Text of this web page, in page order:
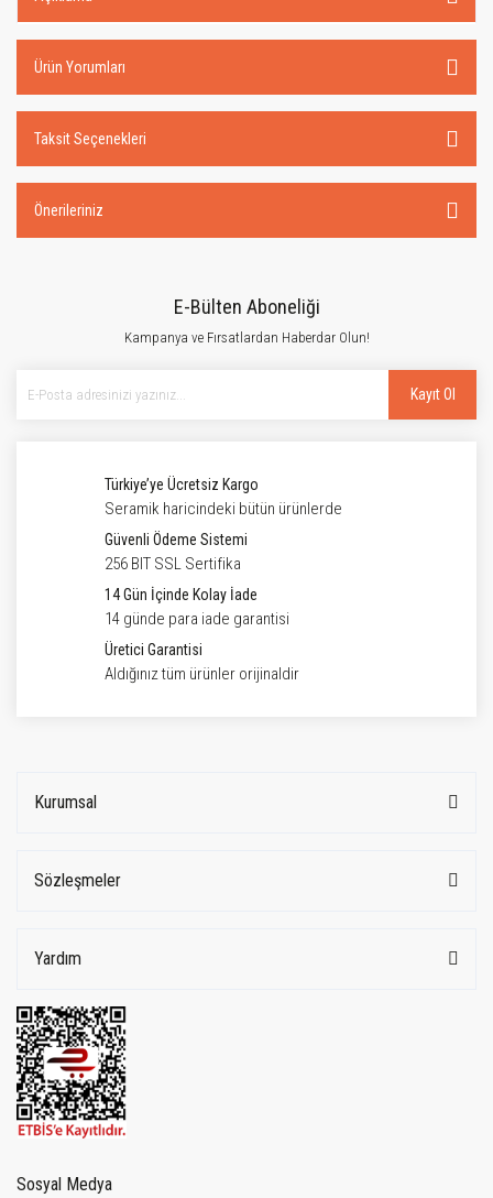
Ürün Yorumları
Taksit Seçenekleri
Önerileriniz
E-Bülten Aboneliği
Kampanya ve Fırsatlardan Haberdar Olun!
Kayıt Ol
Türkiye’ye Ücretsiz Kargo
Seramik haricindeki bütün ürünlerde
Güvenli Ödeme Sistemi
256 BIT SSL Sertifika
14 Gün İçinde Kolay İade
14 günde para iade garantisi
Üretici Garantisi
Aldığınız tüm ürünler orijinaldir
Kurumsal
Sözleşmeler
Yardım
Sosyal Medya